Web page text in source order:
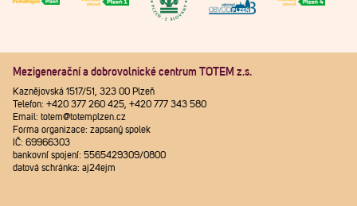
Mezigenerační a dobrovolnické centrum TOTEM z.s.
Kaznějovská 1517/51, 323 00 Plzeň
Telefon: +420 377 260 425, +420 777 343 580
Email: totem@totemplzen.cz
Forma organizace: zapsaný spolek
IČ: 69966303
bankovní spojení: 5565429309/0800
datová schránka: aj24ejm